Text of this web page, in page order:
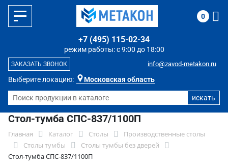
Выберите локацию: Московская область
режим работы: с 9:00 до 18:00
+7 (495) 115-02-34
info@zavod-metakon.ru
ЗАКАЗАТЬ ЗВОНОК
0
Стол-тумба СПС-837/1100П
Главная Каталог Столы
Производственные столы
Столы тумбы
Столы тумбы без дверей
Стол-тумба СПС-837/1100П